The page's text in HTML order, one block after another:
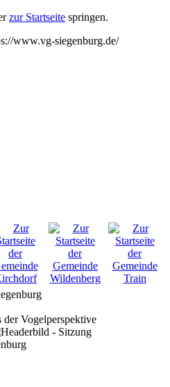
zur Startseite springen.
www.vg-siegenburg.de/